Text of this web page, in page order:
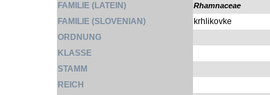
FAMILIE (LATEIN) Rhamnaceae
FAMILIE (SLOVENIAN)
krhlikovke
ORDNUNG
KLASSE
STAMM
REICH